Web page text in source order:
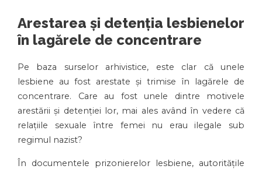
Arestarea și detenția lesbienelor
în lagărele de concentrare
Pe baza surselor arhivistice, este clar că unele
lesbiene au fost arestate și trimise în lagărele de
concentrare. Care au fost unele dintre motivele
arestării și detenției lor, mai ales având în vedere că
relațiile sexuale între femei nu erau ilegale sub
regimul nazist?
În documentele prizonierelor lesbiene, autoritățile